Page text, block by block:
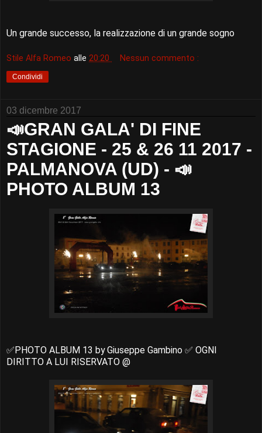
Un grande successo, la realizzazione di un grande sogno
Stile Alfa Romeo alle 20:20 Nessun commento :
Condividi
03 dicembre 2017
📣GRAN GALA' DI FINE
STAGIONE - 25 & 26 11 2017 -
PALMANOVA (UD) - 📣
PHOTO ALBUM 13
✅PHOTO ALBUM 13 by Giuseppe Gambino ✅ OGNI
DIRITTO A LUI RISERVATO @